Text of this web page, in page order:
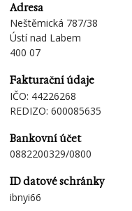
Adresa
Neštěmická 787/38
Ústí nad Labem
400 07
Fakturační údaje
IČO: 44226268
REDIZO: 600085635
Bankovní účet
0882200329/0800
ID datové schránky
ibnyi66